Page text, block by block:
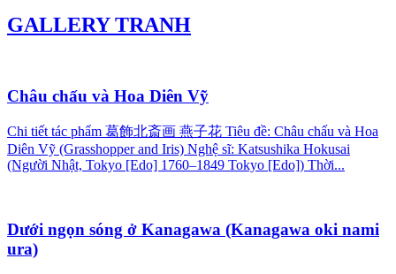
GALLERYTRANH
Châu chấu và Hoa Diên Vỹ
Chi tiết tác phẩm 葛飾北斎画 燕子花 Tiêu đề: Châu chấu và Hoa
Diên Vỹ (Grasshopper and Iris) Nghệ sĩ: Katsushika Hokusai
(Người Nhật, Tokyo [Edo] 1760–1849 Tokyo [Edo]) Thời...
Dưới ngọn sóng ở Kanagawa (Kanagawa oki nami
ura)